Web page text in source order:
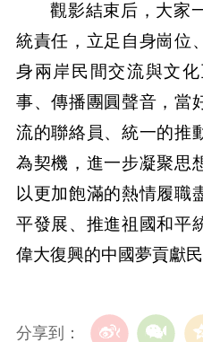
觀影結束后，大家
統責任，立足自身崗位
身兩岸民間交流與文
事、傳播團圓聲音，當
流的聯絡員、統一的推
為契機，進一步凝聚思
以更加飽滿的熱情履職
平發展、推進祖國和平
偉大復興的中國夢貢獻民
分享到：